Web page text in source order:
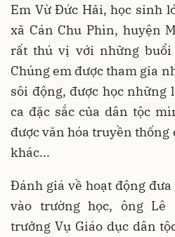
Em Vừ Đức Hải, học sinh
xã Cán Chu Phìn, huyện
rất thú vị với những buổi
Chúng em được tham gia
sôi động, được học những
ca đặc sắc của dân tộc
được văn hóa truyền
khác...
Đánh giá về hoạt động
vào trường học, ông Lê
trưởng Vụ Giáo dục dân